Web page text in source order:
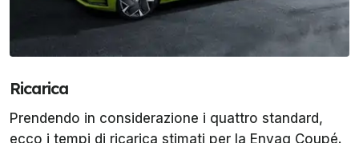
Ricarica
Prendendo in considerazione i quattro standard,
ecco i tempi di ricarica stimati per la Enyaq Coupé.